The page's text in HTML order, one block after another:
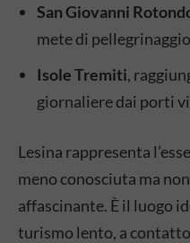
San Giovanni
mete di
Isole Tremiti,
giornaliere dai porti
Lesina rappresenta
meno conosciuta ma
affascinante. È il luogo
turismo lento, a